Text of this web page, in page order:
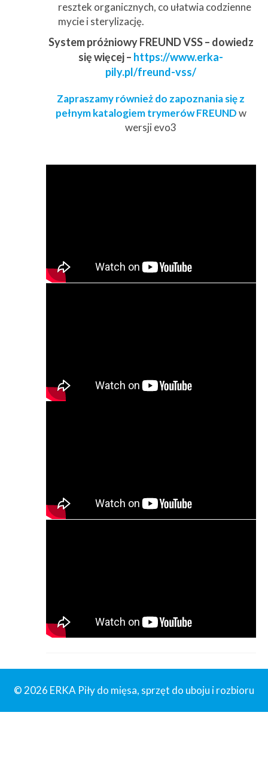
resztek organicznych, co ułatwia codzienne
mycie i sterylizację.
System próżniowy FREUND VSS – dowiedz
się więcej – https://www.erka-
pily.pl/freund-vss/
Zapraszamy również do zapoznania się z
pełnym katalogiem trymerów FREUNDw
wersji evo3
© 2026 ERKA Piły do mięsa, sprzęt do uboju i rozbioru